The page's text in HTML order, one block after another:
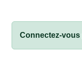
Connectez-vous